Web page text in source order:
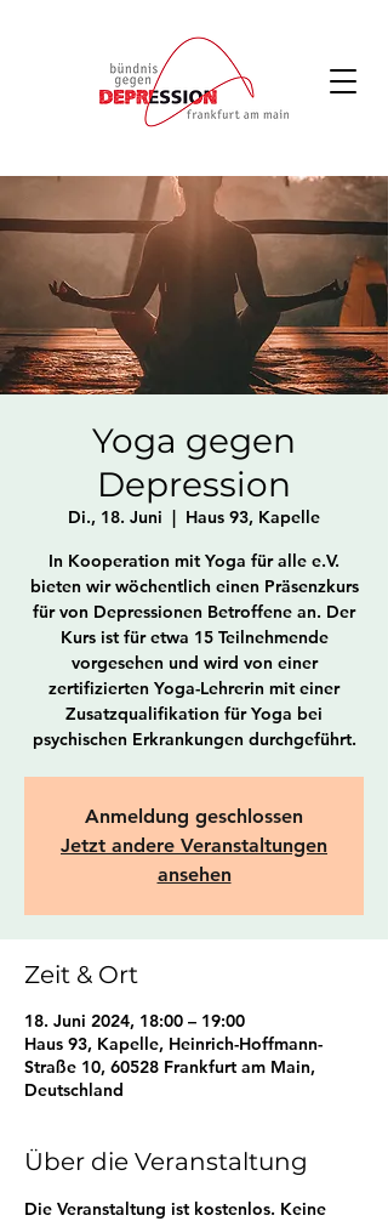
Yoga gegen
Depression
Di., 18. Juni
  |
Haus 93, Kapelle
In Kooperation mit Yoga für alle e.V.
bieten wir wöchentlich einen Präsenzkurs
für von Depressionen Betroffene an. Der
Kurs ist für etwa 15 Teilnehmende
vorgesehen und wird von einer
zertifizierten Yoga-Lehrerin mit einer
Zusatzqualifikation für Yoga bei
psychischen Erkrankungen durchgeführt.
Anmeldung geschlossen
Jetzt andere Veranstaltungen
ansehen
Zeit & Ort
18. Juni 2024, 18:00 – 19:00
Haus 93, Kapelle, Heinrich-Hoffmann-
Straße 10, 60528 Frankfurt am Main,
Deutschland
Über die Veranstaltung
Die Veranstaltung ist kostenlos. Keine